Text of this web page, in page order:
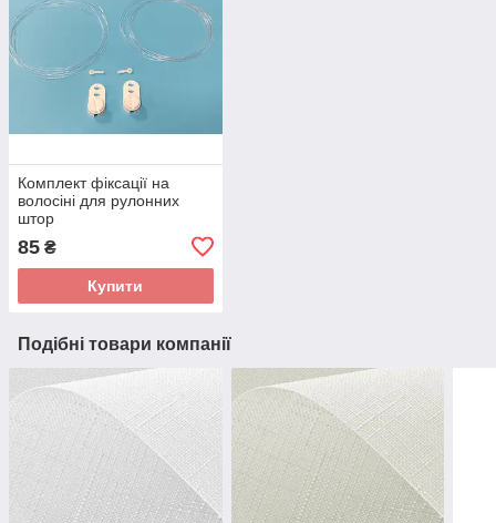
Комплект фіксації на
волосіні для рулонних
штор
85 ₴
Купити
Подібні товари компанії